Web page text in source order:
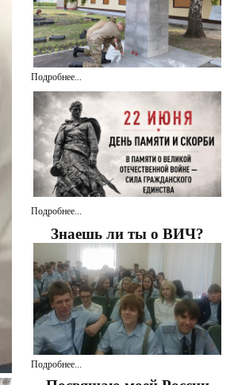
Подробнее...
Подробнее...
Знаешь ли ты о ВИЧ?
Подробнее...